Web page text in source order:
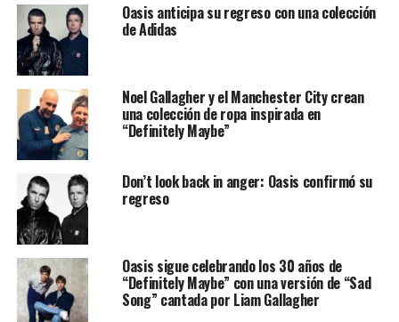
Oasis anticipa su regreso con una colección
de Adidas
Noel Gallagher y el Manchester City crean
una colección de ropa inspirada en
“Definitely Maybe”
Don’t look back in anger: Oasis confirmó su
regreso
Oasis sigue celebrando los 30 años de
“Definitely Maybe” con una versión de “Sad
Song” cantada por Liam Gallagher